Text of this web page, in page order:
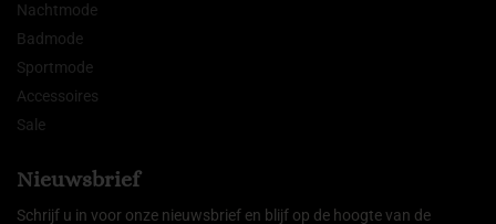
Nachtmode
Badmode
Sportmode
Accessoires
Sale
Nieuwsbrief
Schrijf u in voor onze nieuwsbrief en blijf op de hoogte van de